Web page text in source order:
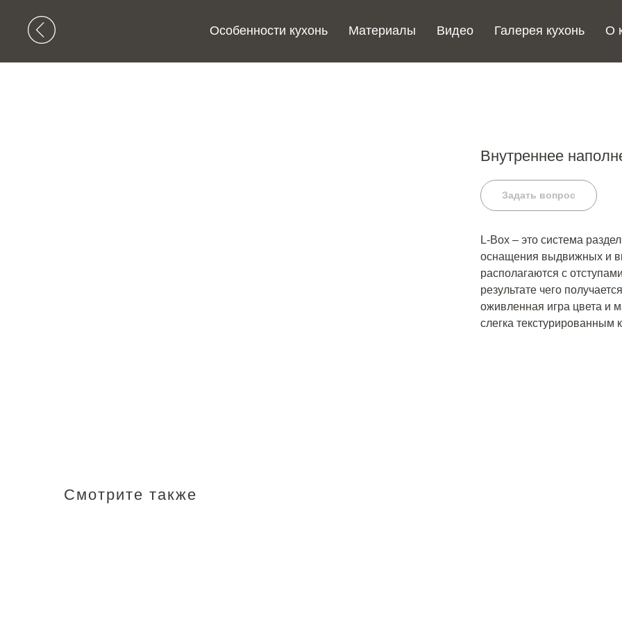
Особенности кухонь Материалы Видео Галерея кухонь О
Внутреннее
Задать вопрос
L-Box – это система
оснащения выдвижных и
располагаются с
результате чего получается
оживленная игра цвета и
слегка текстурированным
Смотрите также